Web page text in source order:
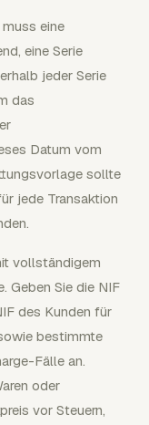
eine
eine Serie
jeder Serie
das
Datum vom
sollte
jede Transaktion
vollständigem
Geben Sie die NIF
des Kunden für
bestimmte
Fälle an.
oder
vor Steuern,